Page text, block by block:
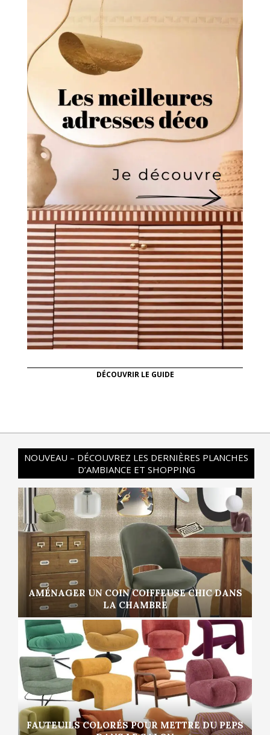
DÉCOUVRIR LE GUIDE
NOUVEAU – DÉCOUVREZ LES DERNIÈRES PLANCHES
D’AMBIANCE ET SHOPPING
AMÉNAGER UN COIN COIFFEUSE CHIC DANS
LA CHAMBRE
FAUTEUILS COLORÉS POUR METTRE DU PEPS